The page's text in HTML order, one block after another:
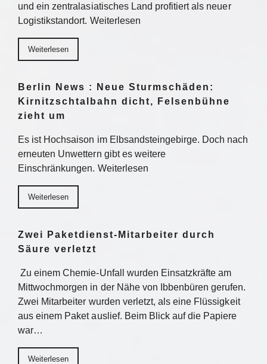
und ein zentralasiatisches Land profitiert als neuer
Logistikstandort. Weiterlesen
Weiterlesen
Berlin News : Neue Sturmschäden:
Kirnitzschtalbahn dicht, Felsenbühne
zieht um
Es ist Hochsaison im Elbsandsteingebirge. Doch nach
erneuten Unwettern gibt es weitere
Einschränkungen. Weiterlesen
Weiterlesen
Zwei Paketdienst-Mitarbeiter durch
Säure verletzt
Zu einem Chemie-Unfall wurden Einsatzkräfte am
Mittwochmorgen in der Nähe von Ibbenbüren gerufen.
Zwei Mitarbeiter wurden verletzt, als eine Flüssigkeit
aus einem Paket auslief. Beim Blick auf die Papiere
war…
Weiterlesen